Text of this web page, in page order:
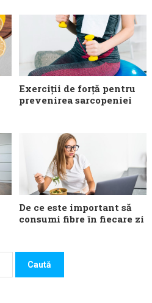
Exerciții de forță pentru
prevenirea sarcopeniei
De ce este important să
consumi fibre în fiecare zi